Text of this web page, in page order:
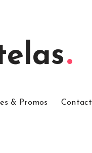
& Promos Contact